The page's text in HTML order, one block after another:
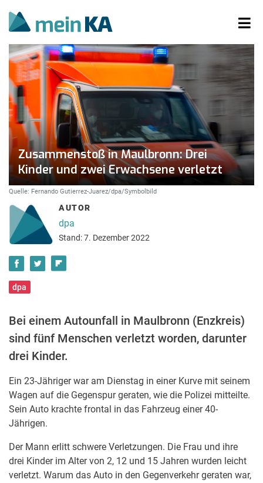
Zusammenstoß in Maulbronn: Drei
Kinder und zwei Erwachsene verletzt
Quelle: Fernando Gutierrez-Juarez/dpa/Symbolbild
AUTOR
dpa
Stand: 7. Dezember 2022
dpa
Bei einem Autounfall in Maulbronn (Enzkreis)
sind fünf Menschen verletzt worden, darunter
drei Kinder.
Ein 23-Jähriger war am Dienstag in einer Kurve mit seinem
Wagen auf die Gegenspur geraten, wie die Polizei mitteilte.
Sein Auto krachte frontal in das Fahrzeug einer 40-
Jährigen.
Der Mann erlitt schwere Verletzungen. Die Frau und ihre
drei Kinder im Alter von 2, 12 und 15 Jahren wurden leicht
verletzt. Warum das Auto in den Gegenverkehr geraten war,